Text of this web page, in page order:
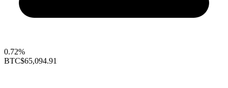
0.72%
BTC$65,094.91